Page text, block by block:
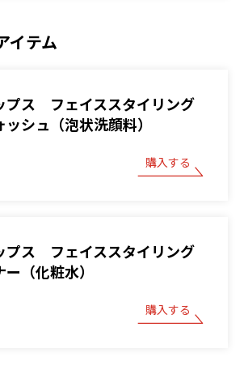
イテム
プス フェイススタイリング
ッシュ（泡状洗顔料）
購入する
プス フェイススタイリング
ー（化粧水）
購入する